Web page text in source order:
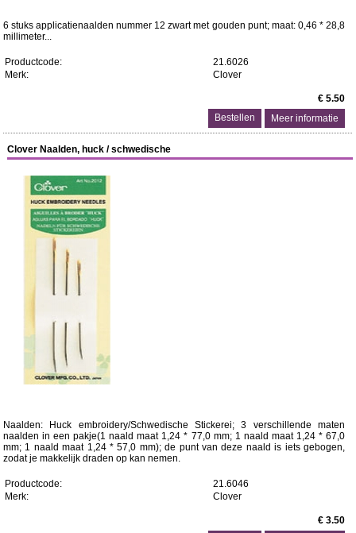
6 stuks applicatienaalden nummer 12 zwart met gouden punt; maat: 0,46 * 28,8
millimeter...
Productcode:
21.6026
Merk:
Clover
€ 5.50
Meer informatie
Clover Naalden, huck / schwedische
Naalden: Huck embroidery/Schwedische Stickerei; 3 verschillende maten
naalden in een pakje(1 naald maat 1,24 * 77,0 mm; 1 naald maat 1,24 * 67,0
mm; 1 naald maat 1,24 * 57,0 mm); de punt van deze naald is iets gebogen,
zodat je makkelijk draden op kan nemen.
Productcode:
21.6046
Merk:
Clover
€ 3.50